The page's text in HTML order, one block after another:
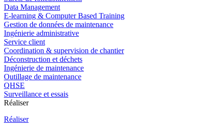
Data Management
E-learning & Computer Based Training
Gestion de données de maintenance
Ingénierie administrative
Service client
Coordination & supervision de chantier
Déconstruction et déchets
Ingénierie de maintenance
Outillage de maintenance
QHSE
Surveillance et essais
Réaliser
Réaliser